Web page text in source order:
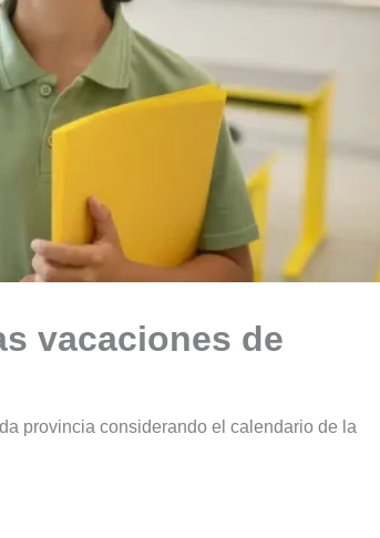
vacaciones de
provincia considerando el calendario de la